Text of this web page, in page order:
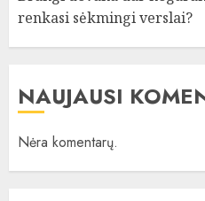
renkasi sėkmingi verslai?
NAUJAUSI
Nėra komentarų.